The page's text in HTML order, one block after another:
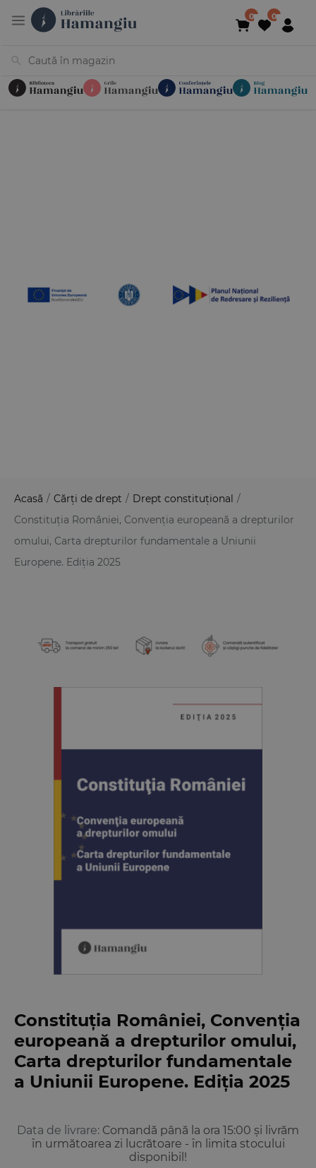
Acasă / Cărți de drept / Drept constituțional /
Constituția României, Convenția europeană a drepturilor
omului, Carta drepturilor fundamentale a Uniunii
Europene. Ediția 2025
Constituția României, Convenția
europeană a drepturilor omului,
Carta drepturilor fundamentale
a Uniunii Europene. Ediția 2025
Data de livrare: Comandă până la ora 15:00 și livrăm
în următoarea zi lucrătoare - în limita stocului
disponibil!